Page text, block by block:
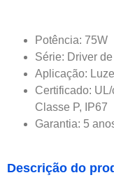
Potência: 75W
Série: Driver
Aplicação:
Certificado:
Classe P, IP67
Garantia: 5
Descrição do